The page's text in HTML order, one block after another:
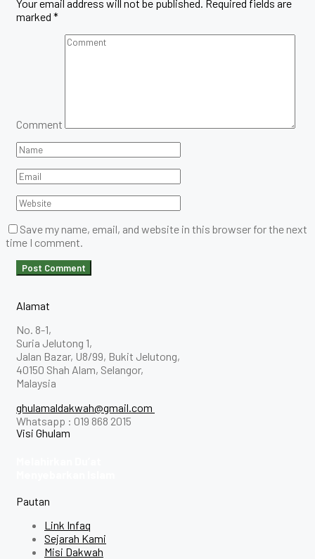
Your email address will not be published. Required fields are
marked *
Comment
Save my name, email, and website in this browser for the next
time I comment.
Alamat
No. 8-1,
Suria Jelutong 1,
Jalan Bazar, U8/99, Bukit Jelutong,
40150 Shah Alam, Selangor,
Malaysia
ghulamaldakwah@gmail.com
Whatsapp : 019 868 2015
Visi Ghulam
Pautan
Link Infaq
Sejarah Kami
Misi Dakwah